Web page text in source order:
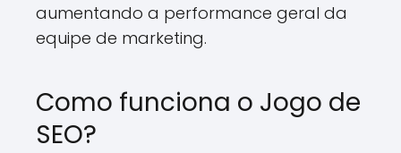
aumentando a performance geral da
equipe de marketing.
Como funciona o Jogo de
SEO?